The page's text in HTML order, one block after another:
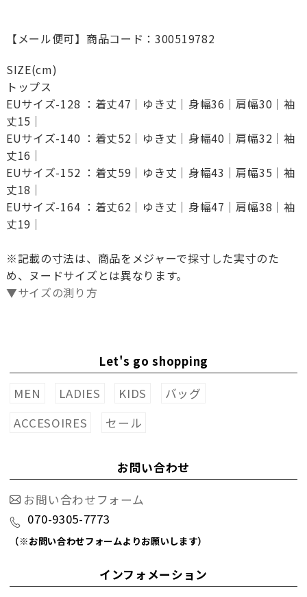
【メール便可】商品コード：300519782
SIZE(cm)
トップス
EUサイズ-128 ：着丈47｜ゆき丈｜身幅36｜肩幅30｜袖
丈15｜
EUサイズ-140 ：着丈52｜ゆき丈｜身幅40｜肩幅32｜袖
丈16｜
EUサイズ-152 ：着丈59｜ゆき丈｜身幅43｜肩幅35｜袖
丈18｜
EUサイズ-164 ：着丈62｜ゆき丈｜身幅47｜肩幅38｜袖
丈19｜
※記載の寸法は、商品をメジャーで採寸した実寸のた
め、ヌードサイズとは異なります。
▼サイズの測り方
Let's go shopping
MEN
LADIES KIDS
バッグ
ACCESOIRES
セール
お問い合わせ
お問い合わせフォーム
070-9305-7773
（※お問い合わせフォームよりお願いします）
インフォメーション